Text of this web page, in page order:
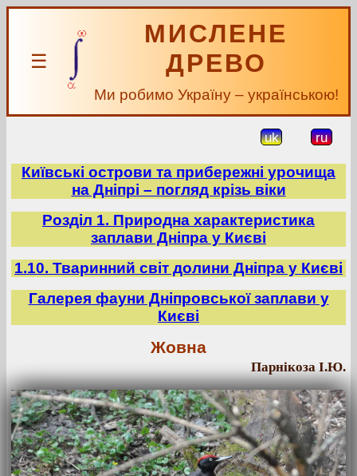
☰
МИСЛЕНЕ
ДРЕВО
Ми робимо Україну – українською!
uk ru
Київські острови та прибережні урочища
на Дніпрі – погляд крізь віки
Розділ 1. Природна характеристика
заплави Дніпра у Києві
1.10. Тваринний світ долини Дніпра у Києві
Галерея фауни Дніпровської заплави у
Києві
Жовна
Парнікоза І.Ю.